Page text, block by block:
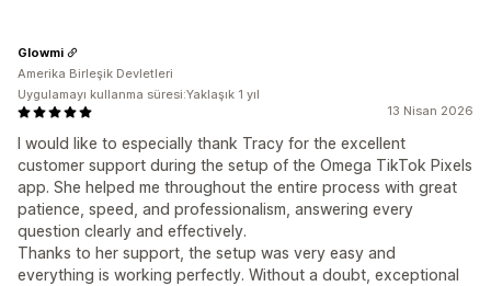
13 Nisan 2026
I would like to especially thank Tracy for the excellent
customer support during the setup of the Omega TikTok Pixels
app. She helped me throughout the entire process with great
patience, speed, and professionalism, answering every
question clearly and effectively.
Thanks to her support, the setup was very easy and
everything is working perfectly. Without a doubt, exceptional
Glowmi
Amerika Birleşik Devletleri
Uygulamayı kullanma süresi:Yaklaşık 1 yıl